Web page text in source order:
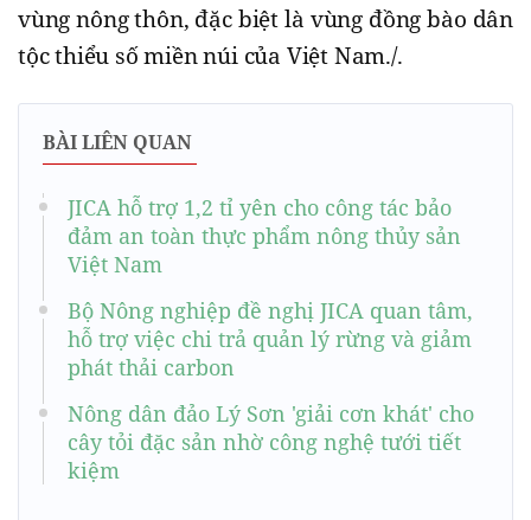
vùng nông thôn, đặc biệt là vùng đồng bào dân
tộc thiểu số miền núi của Việt Nam./.
BÀI LIÊN QUAN
JICA hỗ trợ 1,2 tỉ yên cho công tác bảo
đảm an toàn thực phẩm nông thủy sản
Việt Nam
Bộ Nông nghiệp đề nghị JICA quan tâm,
hỗ trợ việc chi trả quản lý rừng và giảm
phát thải carbon
Nông dân đảo Lý Sơn 'giải cơn khát' cho
cây tỏi đặc sản nhờ công nghệ tưới tiết
kiệm